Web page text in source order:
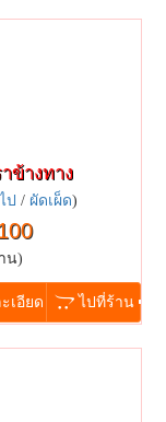
ข้างทาง
ป / ผัดเผ็ด)
น)
เอียด ไปที่ร้าน